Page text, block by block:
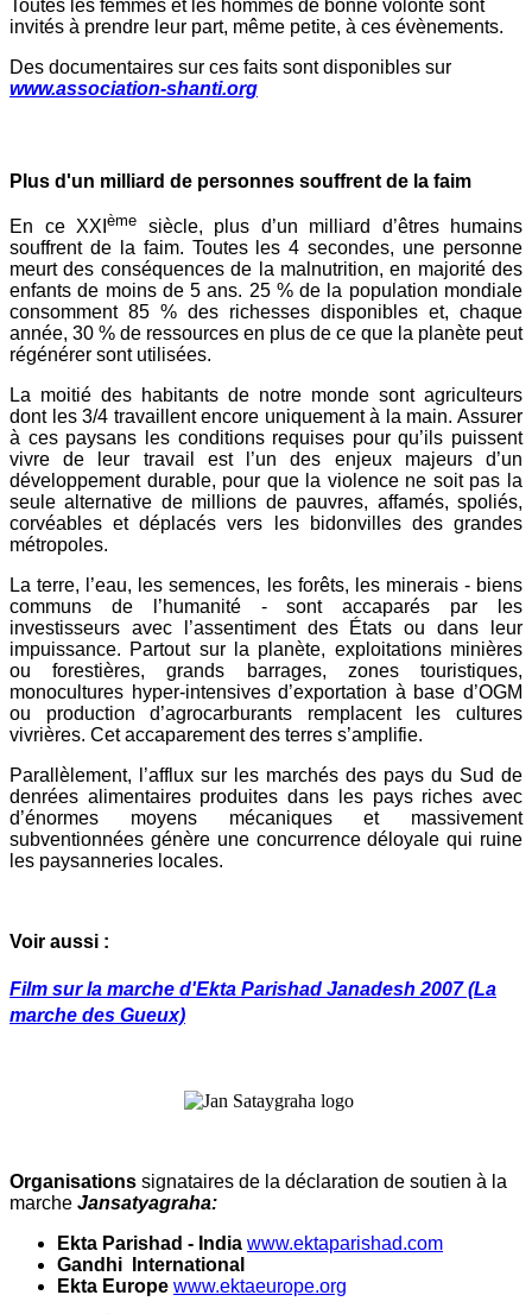
Toutes les femmes et les hommes de bonne volonté sont
invités à prendre leur part, même petite, à ces évènements.
Des documentaires sur ces faits sont disponibles sur
www.association-shanti.org
Plus d'un milliard de personnes souffrent de la faim
En ce XXI ème siècle, plus d’un milliard d’êtres humains
souffrent de la faim. Toutes les 4 secondes, une personne
meurt des conséquences de la malnutrition, en majorité des
enfants de moins de 5 ans. 25 % de la population mondiale
consomment 85 % des richesses disponibles et, chaque
année, 30 % de ressources en plus de ce que la planète peut
régénérer sont utilisées.
La moitié des habitants de notre monde sont agriculteurs
dont les 3/4 travaillent encore uniquement à la main. Assurer
à ces paysans les conditions requises pour qu’ils puissent
vivre de leur travail est l’un des enjeux majeurs d’un
développement durable, pour que la violence ne soit pas la
seule alternative de millions de pauvres, affamés, spoliés,
corvéables et déplacés vers les bidonvilles des grandes
métropoles.
La terre, l’eau, les semences, les forêts, les minerais - biens
communs de l’humanité - sont accaparés par les
investisseurs avec l’assentiment des États ou dans leur
impuissance. Partout sur la planète, exploitations minières
ou forestières, grands barrages, zones touristiques,
monocultures hyper-intensives d’exportation à base d’OGM
ou production d’agrocarburants remplacent les cultures
vivrières. Cet accaparement des terres s’amplifie.
Parallèlement, l’afflux sur les marchés des pays du Sud de
denrées alimentaires produites dans les pays riches avec
d’énormes moyens mécaniques et massivement
subventionnées génère une concurrence déloyale qui ruine
les paysanneries locales.
Voir aussi :
Film sur la marche d'Ekta Parishad Janadesh 2007 (La
marche des Gueux)
Organisations signataires de la déclaration de soutien à la
marche Jansatyagraha:
Ekta Parishad - India www.ektaparishad.com
Gandhi International
Ekta Europe www.ektaeurope.org